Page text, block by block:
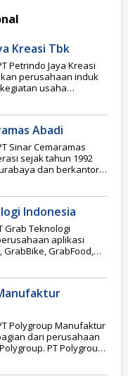
Kreasi Tbk
Petrindo Jaya Kreasi
perusahaan induk
usaha
Abadi
Sinar Cemaramas
sejak tahun 1992
dan berkantor
Indonesia
Grab Teknologi
aplikasi
GrabFood,
Polygroup Manufaktur
dari perusahaan
PT Polygroup